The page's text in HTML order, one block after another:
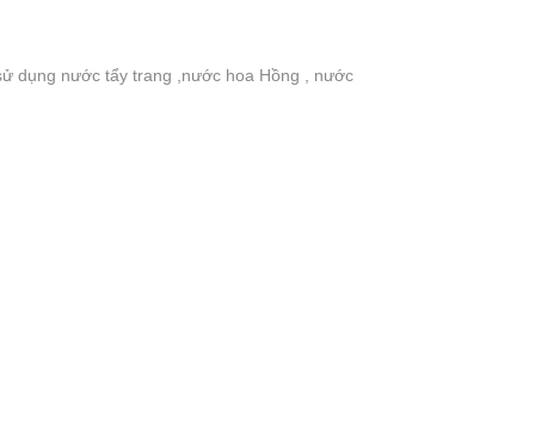
dụng nước tẩy trang ,nước hoa Hồng , nước